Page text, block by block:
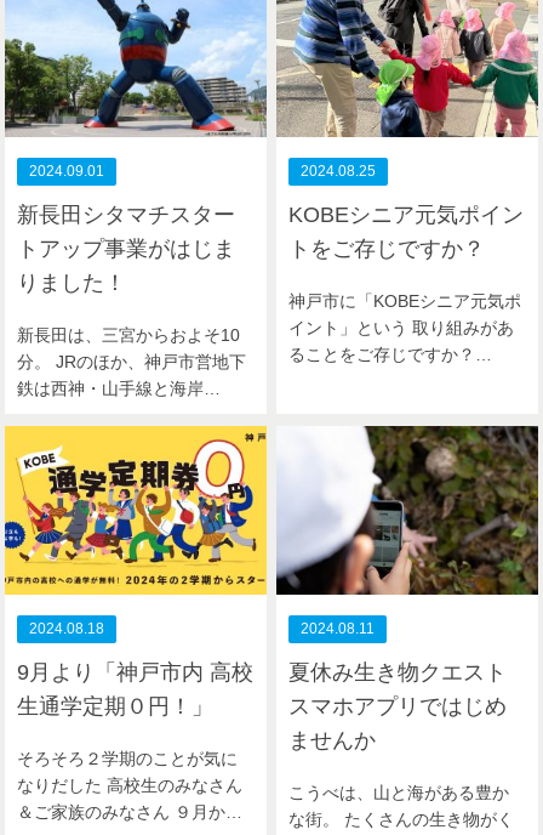
2024.09.01
新長田シタマチスター
トアップ事業がはじま
りました！
新長田は、三宮からおよそ10
分。 JRのほか、神戸市営地下
鉄は西神・山手線と海岸…
2024.08.25
KOBEシニア元気ポイン
トをご存じですか？
神戸市に「KOBEシニア元気ポ
イント」という 取り組みがあ
ることをご存じですか？…
2024.08.18
9月より「神戸市内 高校
生通学定期０円！」
そろそろ２学期のことが気に
なりだした 高校生のみなさん
＆ご家族のみなさん ９月か…
2024.08.11
夏休み生き物クエスト
スマホアプリではじめ
ませんか
こうべは、山と海がある豊か
な街。 たくさんの生き物がく